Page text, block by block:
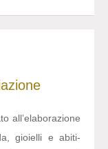
all’elaborazione
gioielli e abiti-